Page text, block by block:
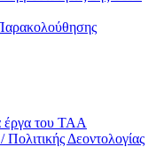
έργα του ΤΑΑ
Δεοντολογίας